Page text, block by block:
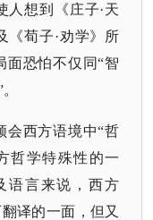
人想到 《庄子·天
《荀子·劝学》所
面恐怕不仅同“智
会西方语境中“哲
哲学特殊性的一
语言来说，西方
译的一面，但又